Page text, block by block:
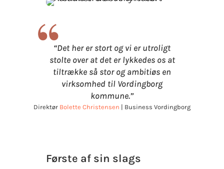
““Det her er stort og vi er utroligt
stolte over at det er lykkedes os at
tiltrække så stor og ambitiøs en
virksomhed til Vordingborg
kommune.”
Direktør Bolette Christensen | Business Vordingborg
Første af sin slags